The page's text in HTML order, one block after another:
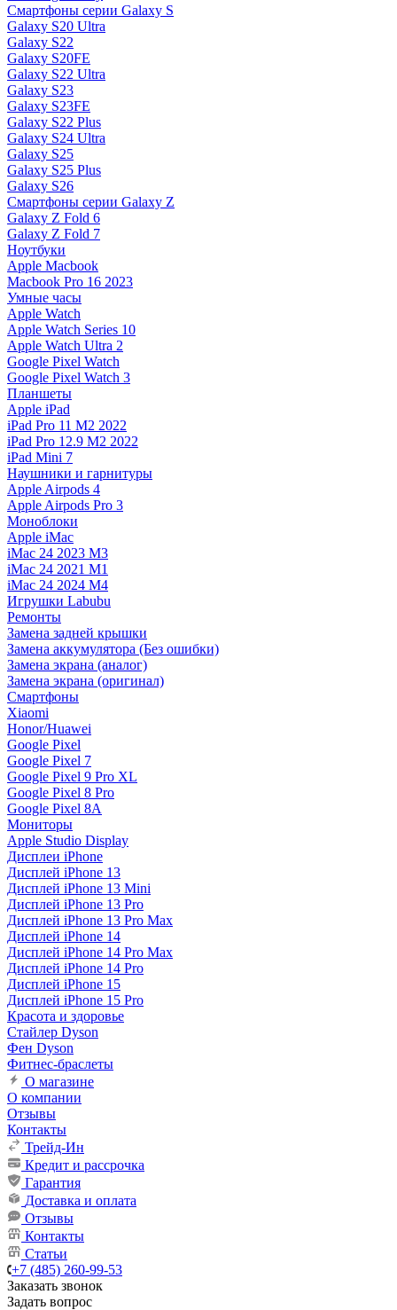
Смартфоны серии Galaxy S
Galaxy S20 Ultra
Galaxy S22
Galaxy S20FE
Galaxy S22 Ultra
Galaxy S23
Galaxy S23FE
Galaxy S22 Plus
Galaxy S24 Ultra
Galaxy S25
Galaxy S25 Plus
Galaxy S26
Смартфоны серии Galaxy Z
Galaxy Z Fold 6
Galaxy Z Fold 7
Ноутбуки
Apple Macbook
Macbook Pro 16 2023
Умные часы
Apple Watch
Apple Watch Series 10
Apple Watch Ultra 2
Google Pixel Watch
Google Pixel Watch 3
Планшеты
Apple iPad
iPad Pro 11 M2 2022
iPad Pro 12.9 M2 2022
iPad Mini 7
Наушники и гарнитуры
Apple Airpods 4
Apple Airpods Pro 3
Моноблоки
Apple iMac
iMac 24 2023 M3
iMac 24 2021 M1
iMac 24 2024 M4
Игрушки Labubu
Ремонты
Замена задней крышки
Замена аккумулятора (Без ошибки)
Замена экрана (аналог)
Замена экрана (оригинал)
Смартфоны
Xiaomi
Honor/Huawei
Google Pixel
Google Pixel 7
Google Pixel 9 Pro XL
Google Pixel 8 Pro
Google Pixel 8A
Мониторы
Apple Studio Display
Дисплеи iPhone
Дисплей iPhone 13
Дисплей iPhone 13 Mini
Дисплей iPhone 13 Pro
Дисплей iPhone 13 Pro Max
Дисплей iPhone 14
Дисплей iPhone 14 Pro Max
Дисплей iPhone 14 Pro
Дисплей iPhone 15
Дисплей iPhone 15 Pro
Красота и здоровье
Стайлер Dyson
Фен Dyson
Фитнес-браслеты
О магазине
О компании
Отзывы
Контакты
Трейд-Ин
Кредит и рассрочка
Гарантия
Доставка и оплата
Отзывы
Контакты
Статьи
+7 (485) 260-99-53
Заказать звонок
Задать вопрос